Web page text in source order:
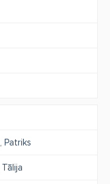
Patriks
Tālija